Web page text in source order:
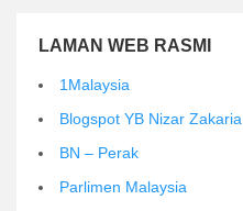
LAMAN WEB RASMI
1Malaysia
Blogspot YB Nizar Zakaria
BN – Perak
Parlimen Malaysia